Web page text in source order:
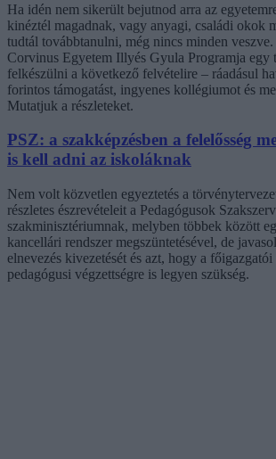
Ha idén nem sikerült bejutnod arra az
kinéztél magadnak, vagy anyagi, családi okok
tudtál továbbtanulni, még nincs minden
Corvinus Egyetem Illyés Gyula Programja egy
felkészülni a következő felvételire – ráadásul
forintos támogatást, ingyenes kollégiumot és
Mutatjuk a részleteket.
PSZ: a szakképzésben a felelősség
is kell adni az iskoláknak
Nem volt közvetlen egyeztetés a
részletes észrevételeit a Pedagógusok
szakminisztériumnak, melyben többek között
kancellári rendszer megszüntetésével, de
elnevezés kivezetését és azt, hogy a
pedagógusi végzettségre is legyen szükség.